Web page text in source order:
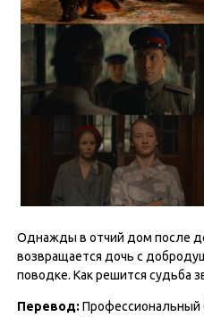
Однажды в отчий дом после
возвращается дочь с
поводке. Как решится судьба
Перевод: Профессиональный